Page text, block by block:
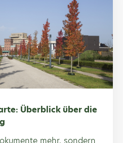
Überblick über die